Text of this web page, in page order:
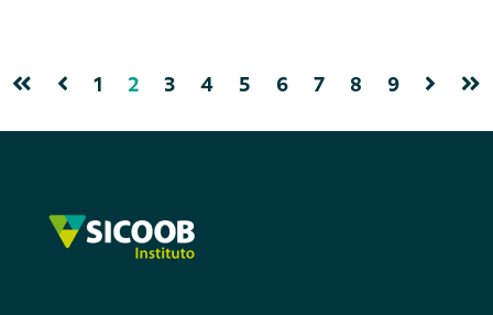
1 2 3 4 5 6 7 8 9